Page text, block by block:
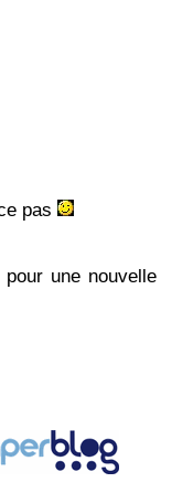
pas
une nouvelle